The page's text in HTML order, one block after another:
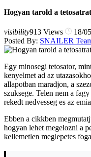
Hogyan tarold a
visibility913 Views 18/
Posted By: SNAILER
Egy minosegi tetosator,
kenyelmet ad az
allapotban maradjon, a
szuksege. Telen nem a
rekedt nedvesseg es az
Ebben a cikkben
hogyan lehet megelozni a
kellemetlen meglepetes